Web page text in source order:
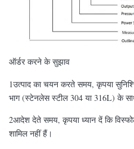
ऑर्डर करने के सुझाव
1उत्पाद का चयन करते समय, कृपया
भाग (स्टेनलेस स्टील 304 या 316L) के
2आदेश देते समय, कृपया ध्यान दें कि
शामिल नहीं हैं।